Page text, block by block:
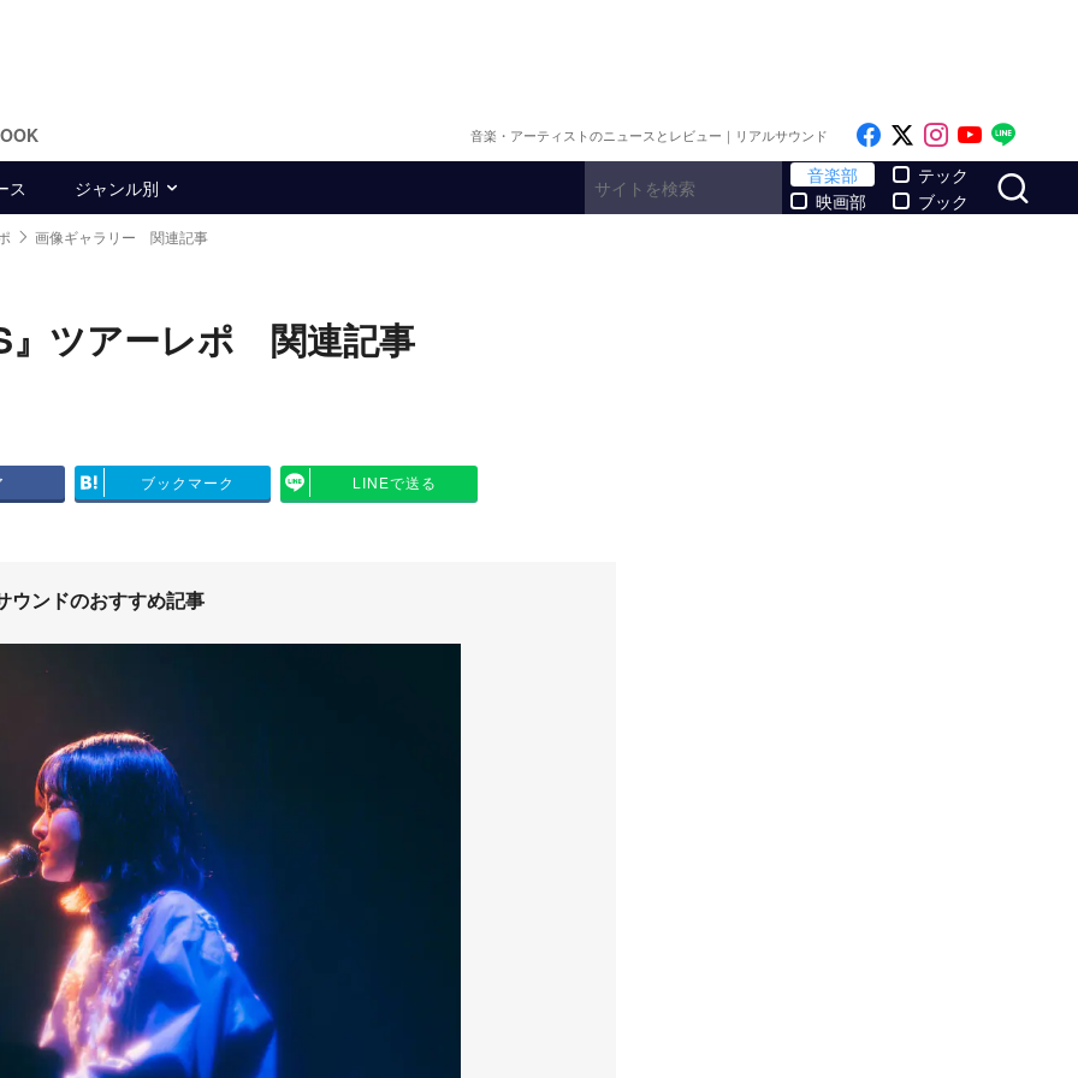
音楽・アーティストのニュースとレビュー｜リアルサウンド Like on Facebook
Follow on x
Follow on
Follow
ス ジャンル別
音楽部
映画部
テック
ブック
画像ギャラリー 関連記事
』ツアーレポ 関連記事
ブックマーク LINEで送る
ウンドのおすすめ記事